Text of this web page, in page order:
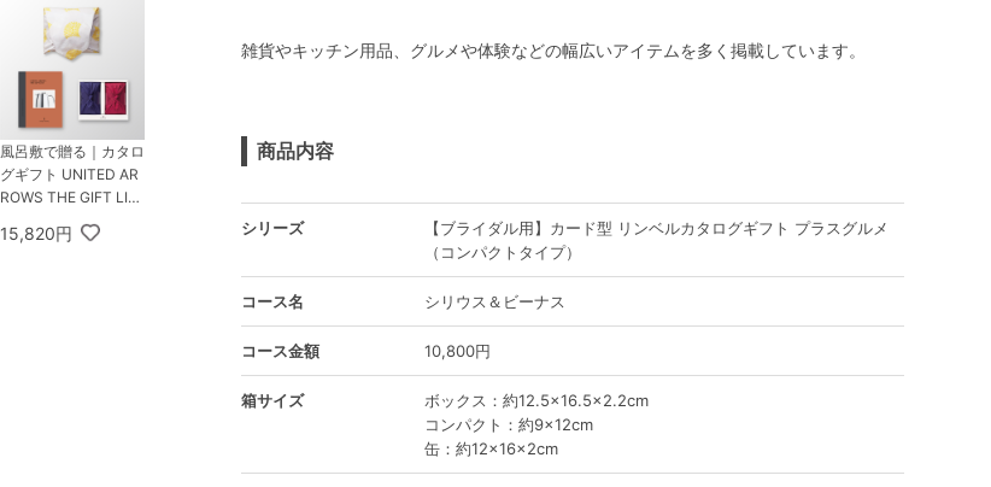
風呂敷で贈る｜カタロ
グギフト UNITED AR
ROWS THE GIFT LIS
＋ TSUTSUMI 瑞穂の
15,820円
雑貨やキッチン用品、グルメや体験などの幅広いアイテムを多く掲載しています。
商品内容
シリーズ
【ブライダル用】カード型 リンベルカタログギフト プラスグルメ
（コンパクトタイプ）
コース名 シリウス＆ビーナス
コース金額 10,800円
箱サイズ
ボックス：約12.5×16.5×2.2cm
コンパクト：約9×12cm
缶：約12×16×2cm